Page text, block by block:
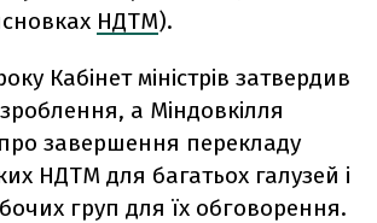
НДТМ).
Кабінет міністрів затвердив
а Міндовкілля
завершення перекладу
НДТМ для багатьох галузей і
груп для їх обговорення.